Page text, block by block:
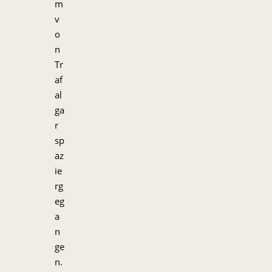
m
v
o
n
Tr
af
al
ga
r
sp
az
ie
rg
eg
a
n
ge
n.